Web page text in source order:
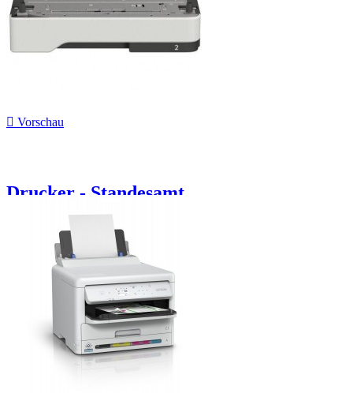
 Vorschau
Drucker - Standesamt...